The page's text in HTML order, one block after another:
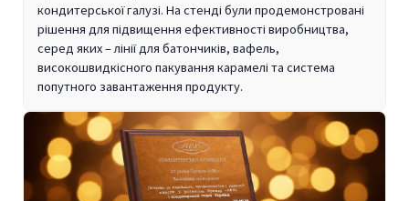
кондитерської галузі. На стенді були продемонстровані
рішення для підвищення ефективності виробництва,
серед яких – лінії для батончиків, вафель,
високошвидкісного пакування карамелі та система
попутного завантаження продукту.